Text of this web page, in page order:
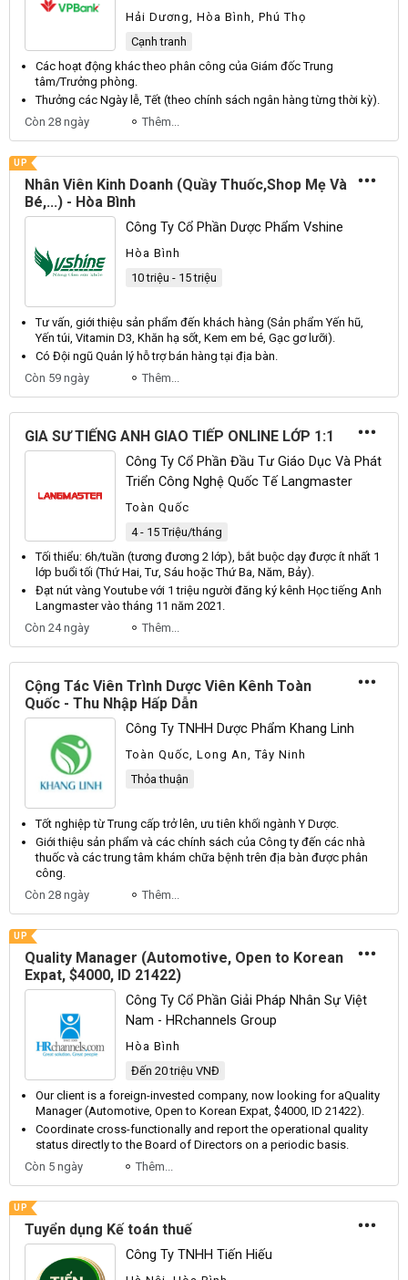
Hải Dương, Hòa Bình, Phú Thọ
Cạnh tranh
Các hoạt động khác theo phân công của Giám đốcTrung
tâm/Trưởng phòng.
Thưởng các Ngày lễ,Tết (theo chính sách ngân hàng từng thời kỳ).
Còn 28 ngày
Thêm...
UP
Nhân Viên Kinh Doanh (Quầy Thuốc,Shop Mẹ Và
Bé,...) - Hòa Bình
Công Ty Cổ Phần Dược Phẩm Vshine
Hòa Bình
10 triệu - 15 triệu
Tư vấn, giới thiệu sản phẩm đến khách hàng (Sản phẩmYến hũ,
Yến túi, Vitamin D3, Khăn hạ sốt, Kem em bé, Gạc gơ lưỡi).
Có Đội ngũ Quản lý hỗ trợ bán hàng tại địa bàn.
Còn 59 ngày
Thêm...
GIA SƯ TIẾNG ANH GIAO TIẾP ONLINE LỚP 1:1
Công Ty Cổ Phần Đầu Tư Giáo Dục Và Phát
Triển Công Nghệ Quốc Tế Langmaster
Toàn Quốc
4 - 15 Triệu/tháng
Tối thiểu: 6h/tuần (tương đương 2 lớp), bắt buộc dạy được ít nhất 1
lớp buổi tối (Thứ Hai,Tư, Sáu hoặcThứ Ba, Năm, Bảy).
Đạt nút vàngYoutube với 1 triệu người đăng ký kênh Họctiếng Anh
Langmastervào tháng 11 năm 2021.
Còn 24 ngày
Thêm...
Cộng Tác Viên Trình Dược Viên Kênh Toàn
Quốc - Thu Nhập Hấp Dẫn
Công Ty TNHH Dược Phẩm Khang Linh
Toàn Quốc, Long An, Tây Ninh
Thỏa thuận
Tốt nghiệp từTrung cấp trở lên, ưu tiên khối ngànhY Dược.
Giới thiệu sản phẩm và các chính sách của Công ty đến các nhà
thuốc và các trung tâm khám chữa bệnh trên địa bàn được phân
công.
Còn 28 ngày
Thêm...
UP
Quality Manager (Automotive, Open to Korean
Expat, $4000, ID 21422)
Công Ty Cổ Phần Giải Pháp Nhân Sự Việt
Nam - HRchannels Group
Hòa Bình
Đến 20 triệu VNĐ
Our client is a foreign-invested company, now looking foraQuality
Manager(Automotive, Open to Korean Expat, $4000, ID 21422).
Coordinate cross-functionally and report the operational quality
status directly to the Board of Directors on a periodic basis.
Còn 5 ngày
Thêm...
UP
Tuyển dụng Kế toán thuế
Công Ty TNHH Tiến Hiếu